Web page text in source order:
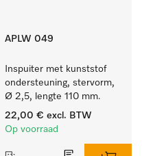
APLW 049
Inspuiter met kunststof
ondersteuning, stervorm,
Ø 2,5, lengte 110 mm.
22,00 € excl. BTW
Op voorraad